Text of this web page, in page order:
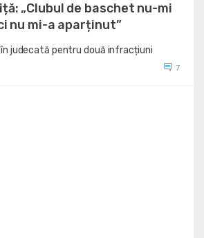
„Clubul de baschet nu-mi
nu mi-a aparținut”
judecată pentru două infracțiuni
7